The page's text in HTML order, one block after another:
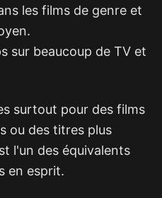
les films de genre et
sur beaucoup de TV et
surtout pour des films
ou des titres plus
l'un des équivalents
en esprit.